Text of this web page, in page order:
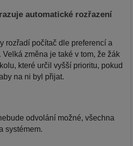
automatické rozřazení
rozřadí počítač dle preferencí a
změna je také v tom, že žák
které určil vyšší prioritu, pokud
na ni byl přijat.
odvolání možné, všechna
systémem.